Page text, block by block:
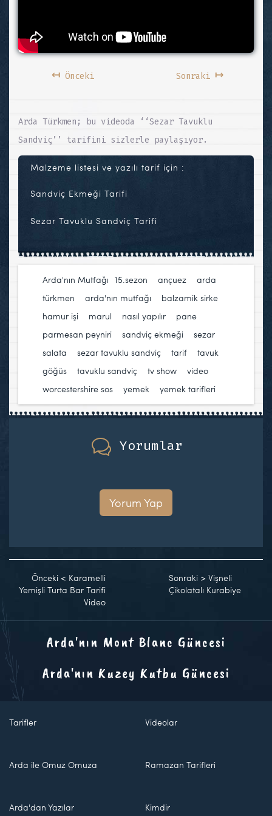
↤Önceki Sonraki ↦
Arda Türkmen; bu videoda ‘‘Sezar Tavuklu
Sandviç’’ tarifini sizlerle paylaşıyor.
Malzeme listesi ve yazılı tarif için :
Sandviç Ekmeği Tarifi
Sezar Tavuklu Sandviç Tarifi
Arda'nın Mutfağı 15.sezon ançuez
arda
türkmen
arda'nın mutfağı balzamik sirke
hamur işi
marul nasıl yapılır pane
parmesan peyniri
sandviç ekmeği
sezar
salata
sezar tavuklu sandviç tarif
tavuk
göğüs
tavuklu sandviç tv show video
worcestershire sos
yemek yemek tarifleri
Yorumlar
Yorum Yap
Önceki < Karamelli
Yemişli Turta Bar Tarifi
Video
Sonraki >Vişneli
Çikolatalı Kurabiye
Arda'nın Mont Blanc Güncesi
Arda'nın Kuzey Kutbu Güncesi
Tarifler Videolar
Arda ile Omuz Omuza Ramazan Tarifleri
Arda'dan Yazılar Kimdir